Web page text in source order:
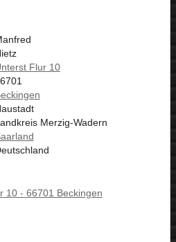
Flur 10
Merzig-Wadern
10 - 66701 Beckingen